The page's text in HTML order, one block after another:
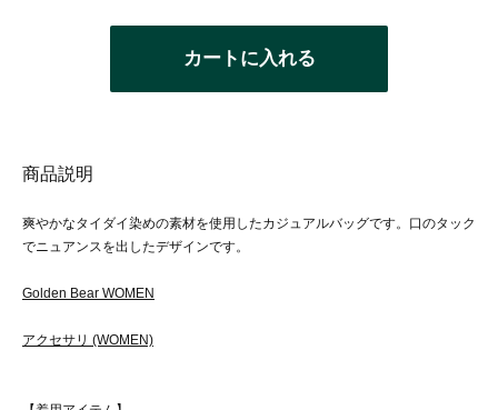
カートに入れる
商品説明
爽やかなタイダイ染めの素材を使用したカジュアルバッグです。口のタック
でニュアンスを出したデザインです。
Golden Bear WOMEN
アクセサリ (WOMEN)